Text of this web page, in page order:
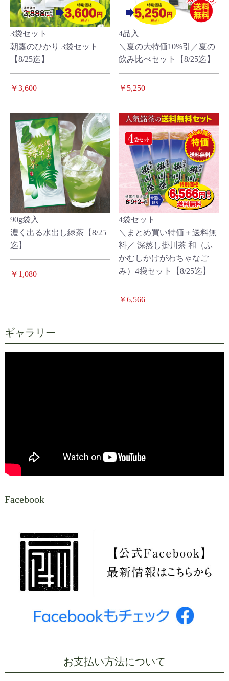
3袋セット
朝露のひかり 3袋セット
【8/25迄】
￥3,600
4品入
＼夏の大特価10%引／夏の
飲み比べセット【8/25迄】
￥5,250
90g袋入
濃く出る水出し緑茶【8/25
迄】
￥1,080
4袋セット
＼まとめ買い特価＋送料無
料／ 深蒸し掛川茶 和（ふ
かむしかけがわちゃなご
み）4袋セット【8/25迄】
￥6,566
ギャラリー
Facebook
お支払い方法について